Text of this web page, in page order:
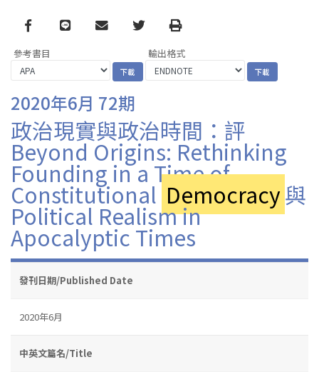
Facebook
line email TwitterPrint
參考書目 輸出格式
2020年6月 72期
政治現實與政治時間：評
Beyond Origins: Rethinking
Founding in a Time of
Constitutional Democracy與
Political Realism in
Apocalyptic Times
發刊日期/Published Date
2020年6月
中英文篇名/Title